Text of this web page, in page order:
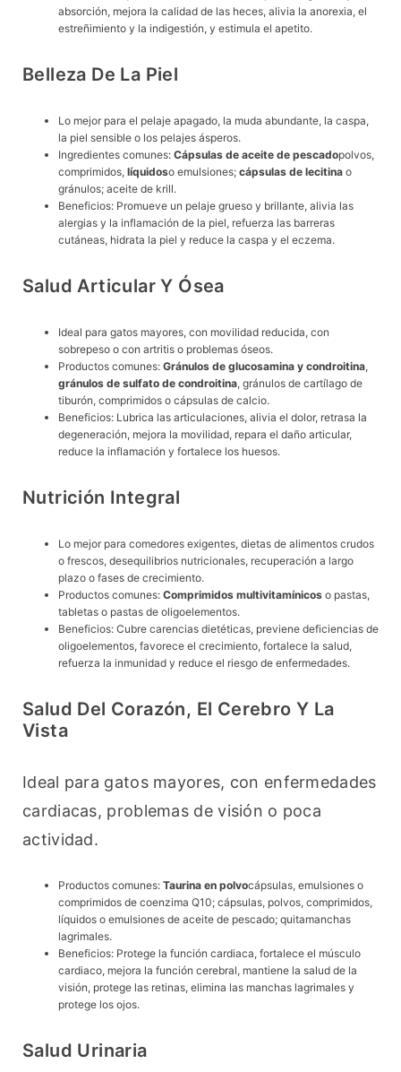
absorción, mejora la calidad de las heces, alivia la anorexia, el
estreñimiento y la indigestión, y estimula el apetito.
Belleza De La Piel
Lo mejor para el pelaje apagado, la muda abundante, la caspa,
la piel sensible o los pelajes ásperos.
Ingredientes comunes: Cápsulas de aceite de pescadopolvos,
comprimidos, líquidoso emulsiones; cápsulas de lecitina o
gránulos; aceite de krill.
Beneficios: Promueve un pelaje grueso y brillante, alivia las
alergias y la inflamación de la piel, refuerza las barreras
cutáneas, hidrata la piel y reduce la caspa y el eczema.
Salud Articular Y Ósea
Ideal para gatos mayores, con movilidad reducida, con
sobrepeso o con artritis o problemas óseos.
Productos comunes: Gránulos de glucosamina y condroitina,
gránulos de sulfato de condroitina, gránulos de cartílago de
tiburón, comprimidos o cápsulas de calcio.
Beneficios: Lubrica las articulaciones, alivia el dolor, retrasa la
degeneración, mejora la movilidad, repara el daño articular,
reduce la inflamación y fortalece los huesos.
Nutrición Integral
Lo mejor para comedores exigentes, dietas de alimentos crudos
o frescos, desequilibrios nutricionales, recuperación a largo
plazo o fases de crecimiento.
Productos comunes: Comprimidos multivitamínicos o pastas,
tabletas o pastas de oligoelementos.
Beneficios: Cubre carencias dietéticas, previene deficiencias de
oligoelementos, favorece el crecimiento, fortalece la salud,
refuerza la inmunidad y reduce el riesgo de enfermedades.
Salud Del Corazón, El Cerebro Y La
Vista
Ideal para gatos mayores, con enfermedades
cardiacas, problemas de visión o poca
actividad.
Productos comunes: Taurina en polvocápsulas, emulsiones o
comprimidos de coenzima Q10; cápsulas, polvos, comprimidos,
líquidos o emulsiones de aceite de pescado; quitamanchas
lagrimales.
Beneficios: Protege la función cardiaca, fortalece el músculo
cardiaco, mejora la función cerebral, mantiene la salud de la
visión, protege las retinas, elimina las manchas lagrimales y
protege los ojos.
Salud Urinaria